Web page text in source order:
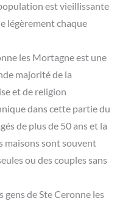
est vieillissante
légèrement chaque
les Mortagne est une
majorité de la
et de religion
dans cette partie du
de plus de 50 ans et la
maisons sont souvent
ou des couples sans
de Ste Ceronne les